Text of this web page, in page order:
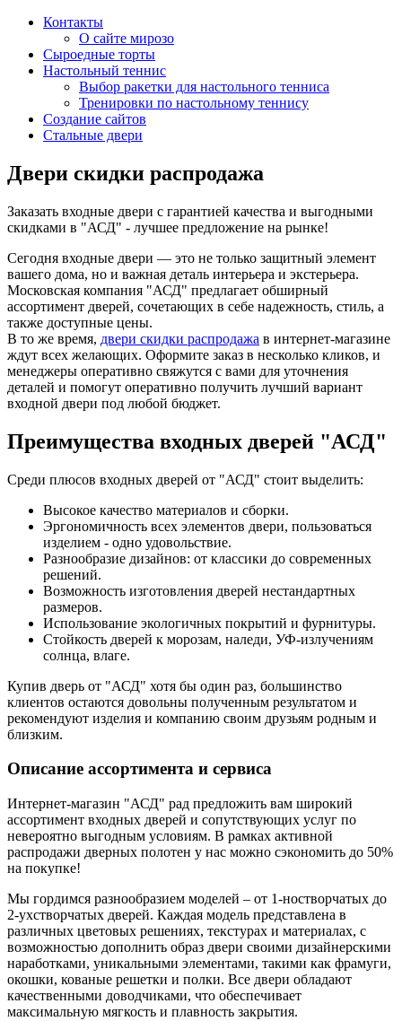
Контакты
О сайте мирозо
Сыроедные торты
Настольный теннис
Выбор ракетки для настольного тенниса
Тренировки по настольному теннису
Создание сайтов
Стальные двери
Двери скидки распродажа
Заказать входные двери с гарантией качества и выгодными
скидками в "АСД" - лучшее предложение на рынке!
Сегодня входные двери — это не только защитный элемент
вашего дома, но и важная деталь интерьера и экстерьера.
Московская компания "АСД" предлагает обширный
ассортимент дверей, сочетающих в себе надежность, стиль, а
также доступные цены.
В то же время, двери скидки распродажа в интернет-магазине
ждут всех желающих. Оформите заказ в несколько кликов, и
менеджеры оперативно свяжутся с вами для уточнения
деталей и помогут оперативно получить лучший вариант
входной двери под любой бюджет.
Преимущества входных дверей "АСД"
Среди плюсов входных дверей от "АСД" стоит выделить:
Высокое качество материалов и сборки.
Эргономичность всех элементов двери, пользоваться
изделием - одно удовольствие.
Разнообразие дизайнов: от классики до современных
решений.
Возможность изготовления дверей нестандартных
размеров.
Использование экологичных покрытий и фурнитуры.
Стойкость дверей к морозам, наледи, УФ-излучениям
солнца, влаге.
Купив дверь от "АСД" хотя бы один раз, большинство
клиентов остаются довольны полученным результатом и
рекомендуют изделия и компанию своим друзьям родным и
близким.
Описание ассортимента и сервиса
Интернет-магазин "АСД" рад предложить вам широкий
ассортимент входных дверей и сопутствующих услуг по
невероятно выгодным условиям. В рамках активной
распродажи дверных полотен у нас можно сэкономить до 50%
на покупке!
Мы гордимся разнообразием моделей – от 1-ностворчатых до
2-ухстворчатых дверей. Каждая модель представлена в
различных цветовых решениях, текстурах и материалах, с
возможностью дополнить образ двери своими дизайнерскими
наработками, уникальными элементами, такими как фрамуги,
окошки, кованые решетки и полки. Все двери обладают
качественными доводчиками, что обеспечивает
максимальную мягкость и плавность закрытия.